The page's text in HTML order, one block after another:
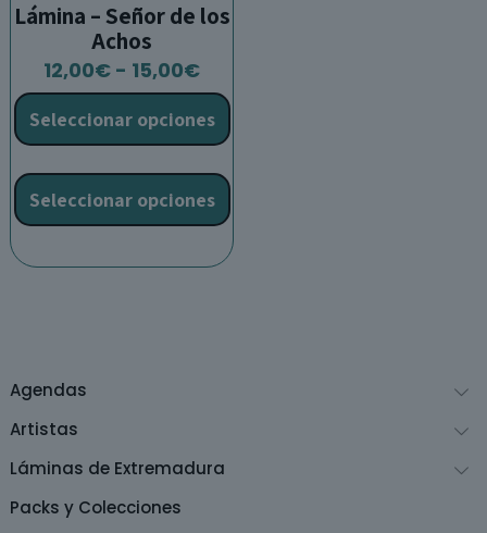
Agendas
Artistas
Láminas de Extremadura
Packs y Colecciones
Lámina – Señor de los
Achos
12,00€ - 15,00€Rango
de
precios:
desde
12,00€
hasta
15,00€
Seleccionar opciones
Seleccionar opciones
producto
tiene
múltiples